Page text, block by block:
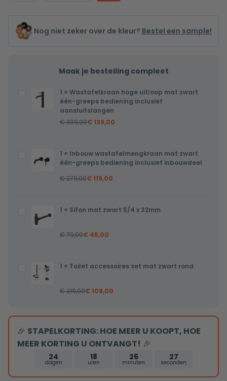
Nog niet zeker over de kleur? Bestel een sample!
Maak je bestelling compleet
Wastafelkraan
hoge
één-
bediening
aansluitslangen
1 × Wastafelkraan hoge uitloop mat zwart
één-greeps bediening inclusief
aansluitslangen
€309,00€ 139,00
Inbouw
wastafelmengkraan
greeps
bediening
1 × Inbouw wastafelmengkraan mat zwart
één-greeps bediening inclusief inbouwdeel
€279,00€ 119,00
Sifon
mat
32mm
1 × Sifon mat zwart 5/4 x 32mm
€79,00€ 45,00
Toilet
accessoires
zwart
rond
1 × Toilet accessoires set mat zwart rond
€219,00€ 109,00
🎉 STAPELKORTING: HOE MEER U KOOPT, HOE
MEER KORTING U ONTVANGT! 🎉
24
dagen
18
uren
26
minuten
26
seconden